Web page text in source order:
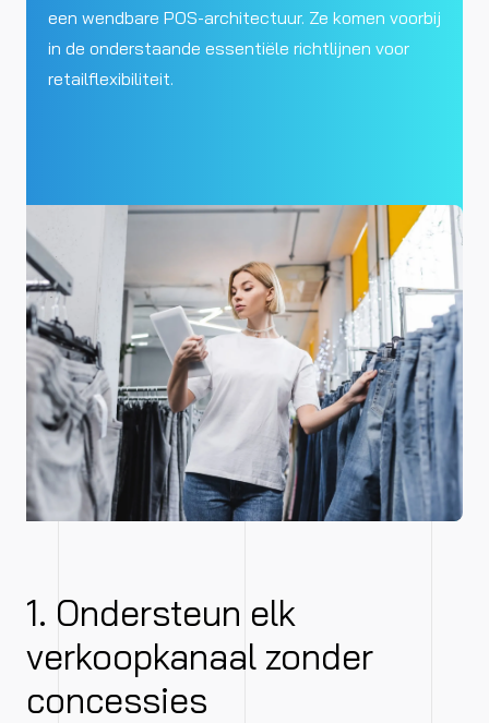
een wendbare POS-architectuur. Ze komen voorbij
in de onderstaande essentiële richtlijnen voor
retailflexibiliteit.
1. Ondersteun elk
verkoopkanaal zonder
concessies